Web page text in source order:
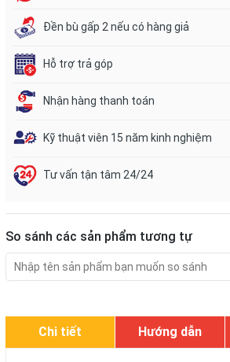
Đền bù gấp 2 nếu có hàng giả
Hỗ trợ trả góp
Nhận hàng thanh toán
Kỹ thuật viên 15 năm kinh nghiệm
Tư vấn tận tâm 24/24
So sánh các sản phẩm tương tự
Chi tiết Hướng dẫn